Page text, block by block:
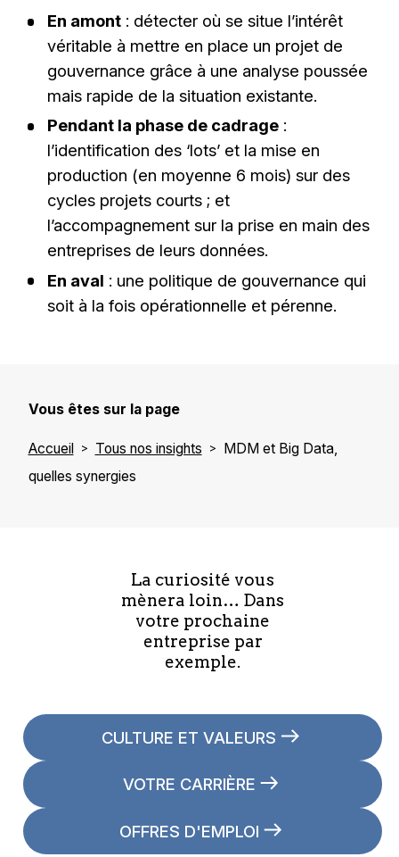
En amont: détecter où se situe l’intérêt
véritable à mettre en place un projet de
gouvernance grâce à une analyse poussée
mais rapide de la situation existante.
Pendant la phase de cadrage:
l’identification des ‘lots’ et la mise en
production (en moyenne 6 mois) sur des
cycles projets courts ; et
l’accompagnement sur la prise en main des
entreprises de leurs données.
En aval : une politique de gouvernance qui
soit à la fois opérationnelle et pérenne.
Vous êtes sur la page
Accueil Tous nos insights
MDM et Big Data,
quelles synergies
La curiosité vous
mènera loin… Dans
votre prochaine
entreprise par
exemple.
CULTURE ET VALEURS
VOTRE CARRIÈRE
OFFRES D'EMPLOI